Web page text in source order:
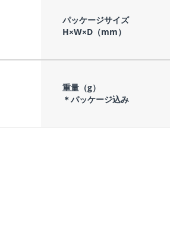
パッケージサイズ
H×W×D（mm）
重量（g）
＊パッケージ込み